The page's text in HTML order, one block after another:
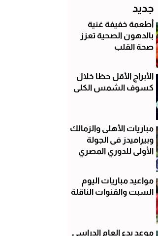
جديد
أطعمة خفيفة غنية
بالدهون الصحية تعزز
صحة القلب
الأبراج الأقل حظا خلال
كسوف الشمس الكلى
مباريات الأهلى والزمالك
وبيراميدز فى الجولة
الأولى للدوري المصري
مواعيد مباريات اليوم
السبت والقنوات الناقلة
موعد بدء العام الدراسى